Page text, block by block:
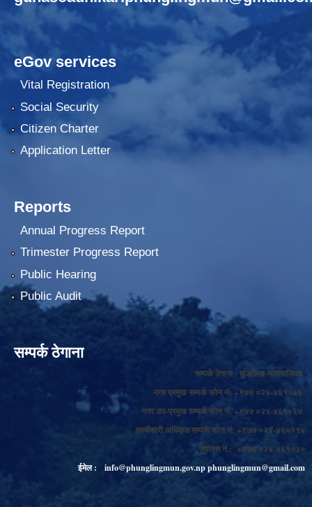
eGov services
Vital Registration
Social Security
Citizen Charter
Application Letter
Reports
Annual Progress Report
Trimester Progress Report
Public Hearing
Public Audit
सम्पर्क ठेगाना
सम्पर्क ठेगाना : फुङलिङ नगरपालिका
नगर प्रमुख सम्पर्क फोन नं: +९७७ ०२४-४६१०६६
नगर उप-प्रमुख सम्पर्क फोन नं: +९७७ ०२४-४६१०६७
कार्यकारी अधिकृत सम्पर्क फोन नं: +९७७ ०२४-४६०११४
फ्याक्स नं.: +९७७ ०२४-४६१०३०
ईमेल :
info@phunglingmun.gov.npphunglingmun@gmail.com